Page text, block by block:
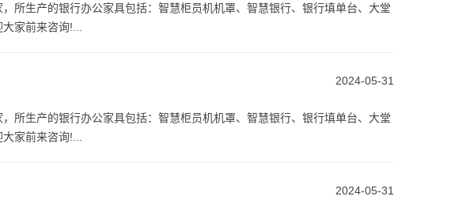
所生产的银行办公家具包括：智慧柜员机机罩、智慧银行、银行填单台、大堂
家前来咨询!...
2024-05-31
所生产的银行办公家具包括：智慧柜员机机罩、智慧银行、银行填单台、大堂
家前来咨询!...
2024-05-31